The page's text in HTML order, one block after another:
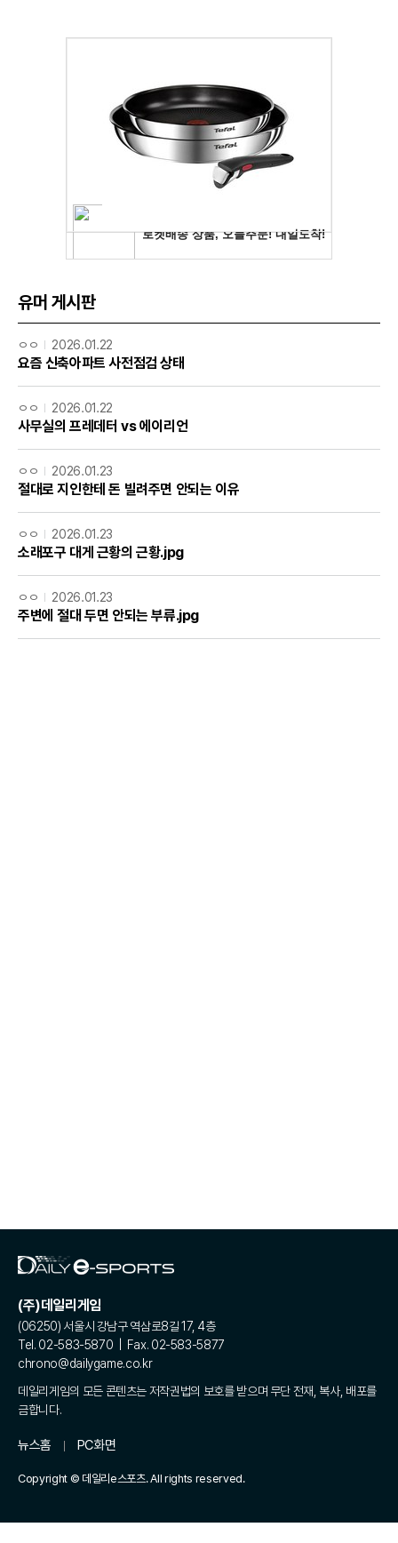
유머 게시판
ㅇㅇ 2026.01.22
요즘 신축아파트 사전점검 상태
ㅇㅇ 2026.01.22
사무실의 프레데터 vs 에이리언
ㅇㅇ 2026.01.23
절대로 지인한테 돈 빌려주면 안되는 이유
ㅇㅇ 2026.01.23
소래포구 대게 근황의 근황.jpg
ㅇㅇ 2026.01.23
주변에 절대 두면 안되는 부류.jpg
(주)데일리게임
(06250) 서울시 강남구 역삼로8길 17, 4층
Tel. 02-583-5870 | Fax. 02-583-5877
chrono@dailygame.co.kr
데일리게임의 모든 콘텐츠는 저작권법의 보호를 받으며 무단 전재, 복사, 배포를
금합니다.
뉴스홈 PC화면
Copyright © 데일리e스포츠. All rights reserved.